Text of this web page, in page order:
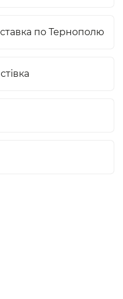
по Тернополю